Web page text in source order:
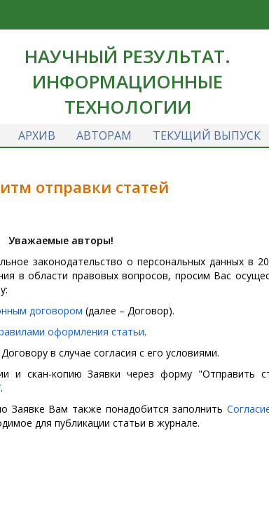
НАУЧНЫЙ РЕЗУЛЬТАТ.
ИНФОРМАЦИОННЫЕ
ТЕХНОЛОГИИ
АРХИВ АВТОРАМ ТЕКУЩИЙ ВЫПУСК
отправки статей
Уважаемые авторы!
законодательство о персональных данных в
в области правовых вопросов, просим Вас
договором (далее – Договор).
оформления статьи.
в случае согласия с его условиями.
и скан-копию Заявки через форму "Отправить
.
Заявке Вам также понадобится заполнить
для публикации статьи в журнале.